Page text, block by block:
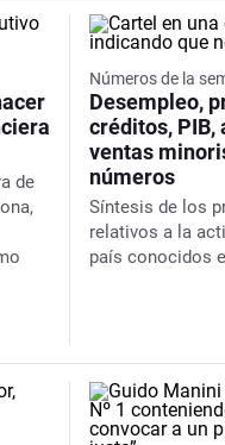
de
Números de la
Desempleo,
créditos,
ventas
números
Síntesis de los
relativos a la
país conocidos